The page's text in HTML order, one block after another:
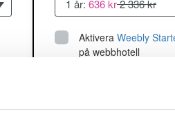
1 år: 636 kr2 336 kr
Aktivera Weebly
på webbhotell
2 CPU, 2GB RAM ~60K